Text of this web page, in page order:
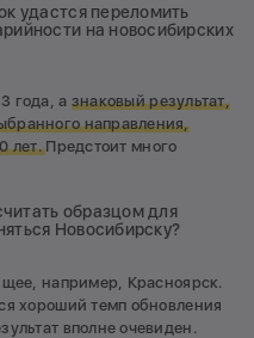
удастся переломить
на новосибирских
года, а знаковый результат,
направления,
лет.Предстоит много
образцом для
Новосибирску?
например, Красноярск.
хороший темп обновления
вполне очевиден.